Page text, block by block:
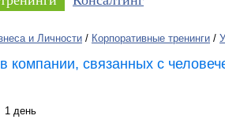
и Личности / Корпоративные тренинги /
компании, связанных с
1 день